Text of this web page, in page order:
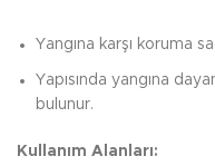
Yangına karşı koruma
Yapısında yangına
bulunur.
Kullanım Alanları: